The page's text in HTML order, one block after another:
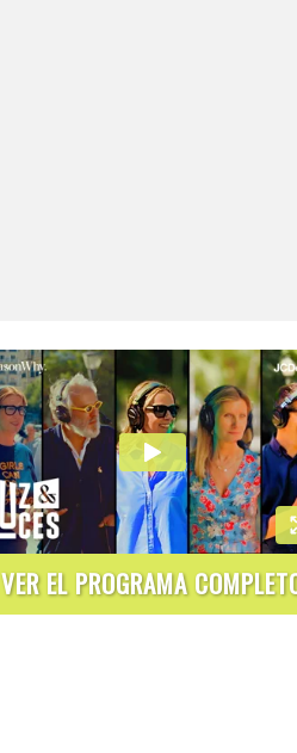
VER EL PROGRAMA